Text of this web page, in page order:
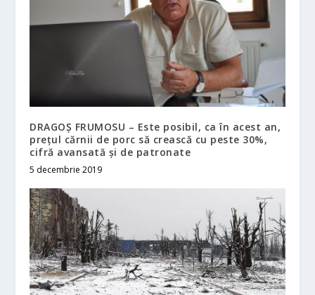
DRAGOŞ FRUMOSU – Este posibil, ca în acest an,
preţul cărnii de porc să crească cu peste 30%,
cifră avansată şi de patronate
5 decembrie 2019